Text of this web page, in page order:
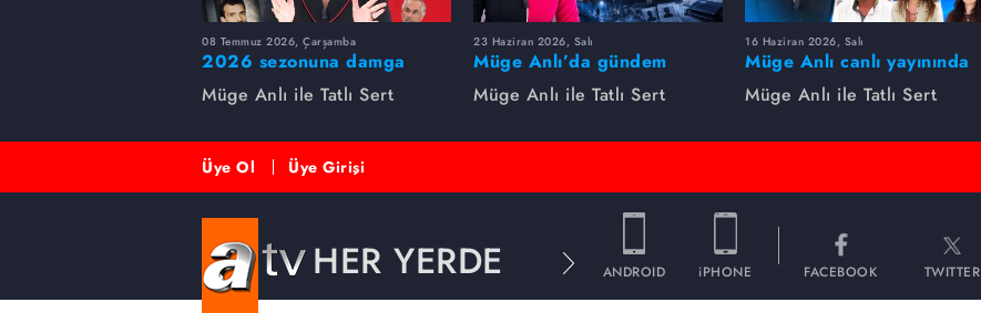
08 Temmuz 2026, Çarşamba
2026 sezonuna damga
vuran 5 Müge Anlı
dosyası...
Müge Anlı ile Tatlı Sert
23 Haziran 2026, Salı
Müge Anlı’da gündem
sarsıldı! Kayıp dosyaları ve
aile ihanetleri herkesi şoke
Müge Anlı ile Tatlı Sert
16 Haziran 2026, Salı
Müge Anlı canlı yayınında
dikkat çeken gelişmeler
yaşandı. Kayıp,
Müge Anlı ile Tatlı Sert
Üye Ol Üye Girişi
HER YERDE ANDROID iPHONE FACEBOOK TWITTER